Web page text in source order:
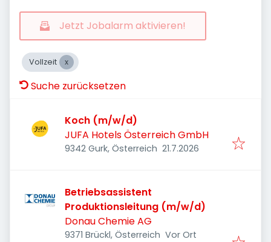
Jetzt Jobalarm aktivieren!
Vollzeit
Suche zurücksetzen
Koch (m/w/d)
JUFA Hotels Österreich GmbH
9342 Gurk, Österreich Veröffentlicht
21.7.2026
Betriebsassistent
Produktionsleitung (m/w/d)
Donau Chemie AG
9371 Brückl, Österreich Vor Ort